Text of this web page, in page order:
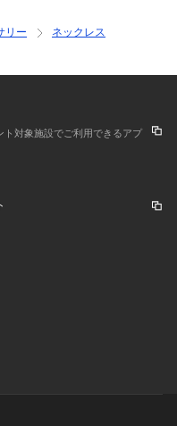
リー
ネックレス
対象施設でご利用できるアプ